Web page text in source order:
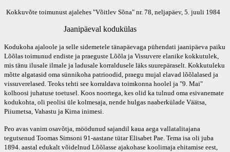
Kokkuvõte toimunust ajalehes "Võitlev Sõna" nr. 78, neljapäev, 5. juuli 1984
Jaanipäeval kodukülas
Kodukoha ajaloole ja selle sidemetele tänapäevaga pühendati jaanipäeva paiku
Lõõlas toimunud endiste ja praeguste Lõõla ja Vissuvere elanike kokkutulek,
mis tänu ilusale ilmale ja ladusale korraldusele läks suurepäraselt. Kokkutuleku
mõtte algatasid oma sünnikoha patrioodid, praegu mujal elavad lõõlalased ja
vissuverelased. Teoks tehti see korraldava toimkonna hoolel ja "9. Mai"
kolhoosi juhatuse toetusel. Koos noortega, kes olid ka tulnud oma esivanemate
kodukohta, oli peolisi üle kolmesaja, nende hulgas naaberkülade Väätsa,
Piiumetsa, Vahastu ja Kirna inimesi.
Peo avas vanim osavõtja, möödunud sajandil kaua aega vallatalitajana
tegutsenud Toomas Simsoni 91-aastane tütar Elisabet Pae. Tema isa oli juba
1894. aastal edukalt võidelnud Lõõlasse ajakohase koolimaja ehitamise eest,